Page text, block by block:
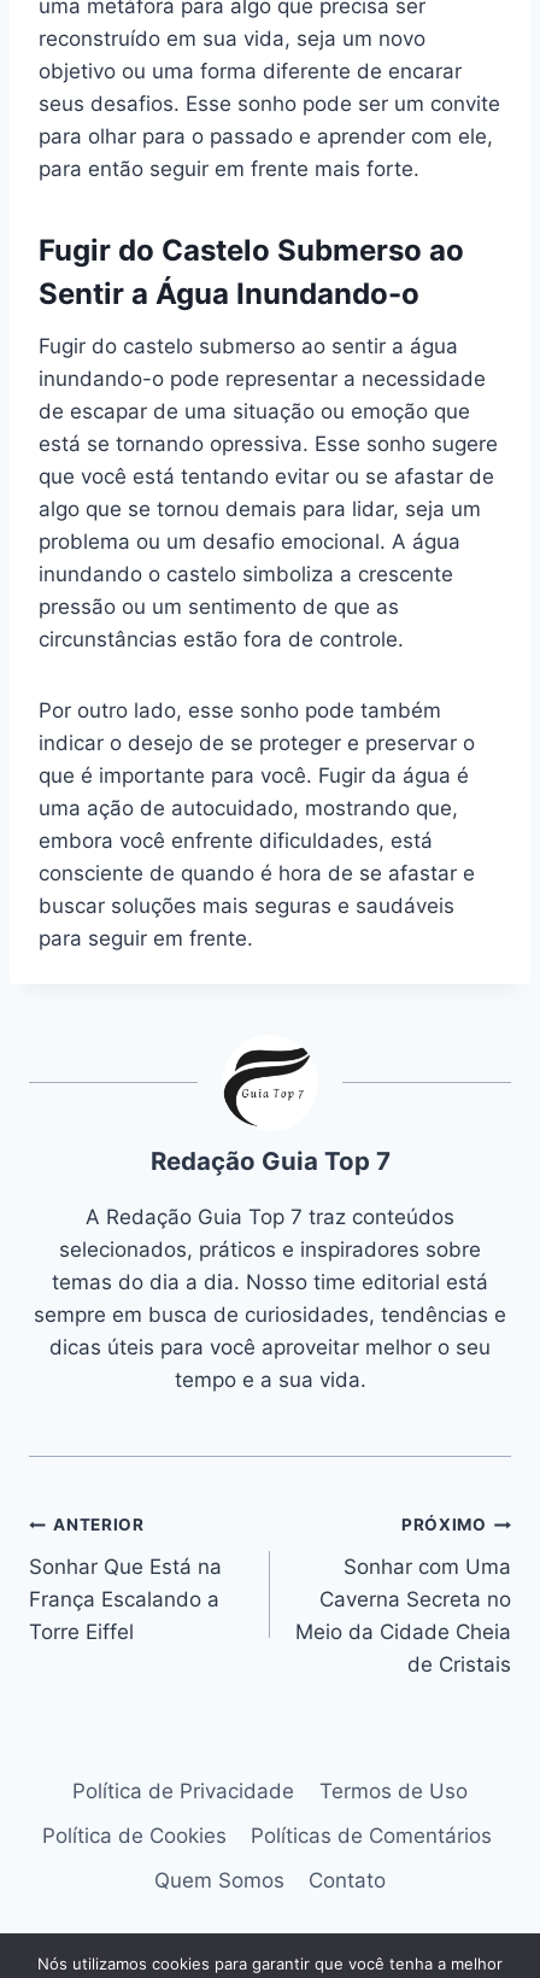
uma metáfora para algo que precisa ser
reconstruído em sua vida, seja um novo
objetivo ou uma forma diferente de encarar
seus desafios. Esse sonho pode ser um convite
para olhar para o passado e aprender com ele,
para então seguir em frente mais forte.
Fugir do Castelo Submerso ao
Sentir a Água Inundando-o
Fugir do castelo submerso ao sentir a água
inundando-o pode representar a necessidade
de escapar de uma situação ou emoção que
está se tornando opressiva. Esse sonho sugere
que você está tentando evitar ou se afastar de
algo que se tornou demais para lidar, seja um
problema ou um desafio emocional. A água
inundando o castelo simboliza a crescente
pressão ou um sentimento de que as
circunstâncias estão fora de controle.
Por outro lado, esse sonho pode também
indicar o desejo de se proteger e preservar o
que é importante para você. Fugir da água é
uma ação de autocuidado, mostrando que,
embora você enfrente dificuldades, está
consciente de quando é hora de se afastar e
buscar soluções mais seguras e saudáveis
para seguir em frente.
Redação Guia Top 7
A Redação Guia Top 7 traz conteúdos
selecionados, práticos e inspiradores sobre
temas do dia a dia. Nosso time editorial está
sempre em busca de curiosidades, tendências e
dicas úteis para você aproveitar melhor o seu
tempo e a sua vida.
Navegação
de
Post
ANTERIOR
Sonhar Que Está na
França Escalando a
Torre Eiffel
PRÓXIMO
Sonhar com Uma
Caverna Secreta no
Meio da Cidade Cheia
de Cristais
Política de Privacidade
Termos de Uso
Política de Cookies
Políticas de Comentários
Quem Somos
Contato
Nós utilizamos cookies para garantir que você tenha a melhor